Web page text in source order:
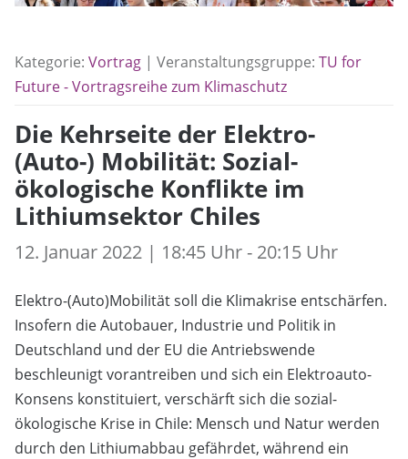
Kategorie: Vortrag | Veranstaltungsgruppe: TU for
Future - Vortragsreihe zum Klimaschutz
Die Kehrseite der Elektro-
(Auto-) Mobilität: Sozial-
ökologische Konflikte im
Lithiumsektor Chiles
12. Januar 2022 | 18:45 Uhr - 20:15 Uhr
Elektro-(Auto)Mobilität soll die Klimakrise entschärfen.
Insofern die Autobauer, Industrie und Politik in
Deutschland und der EU die Antriebswende
beschleunigt vorantreiben und sich ein Elektroauto-
Konsens konstituiert, verschärft sich die sozial-
ökologische Krise in Chile: Mensch und Natur werden
durch den Lithiumabbau gefährdet, während ein